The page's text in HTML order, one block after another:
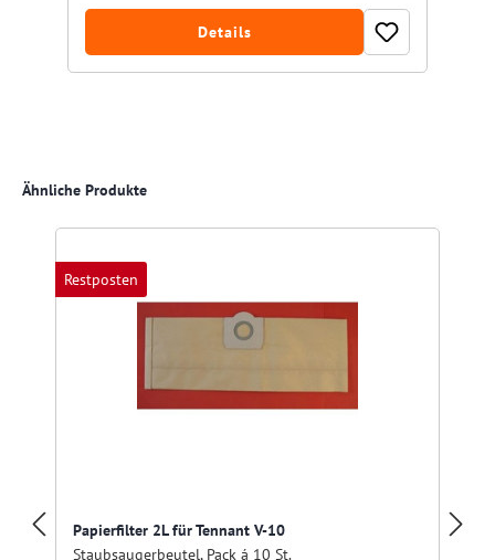
Details
Produktgalerie überspringen
Ähnliche Produkte
Restposten
Papierfilter 2L für Tennant V-10
Staubsaugerbeutel, Pack á 10 St.